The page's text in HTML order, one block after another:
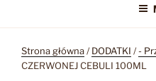
Strona główna/DODATKI /-
CZERWONEJ CEBULI 100ML